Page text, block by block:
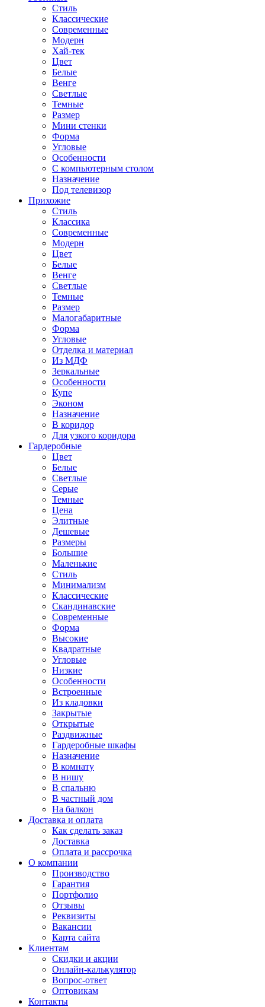
Стиль
Классические
Современные
Модерн
Хай-тек
Цвет
Белые
Венге
Светлые
Темные
Размер
Мини стенки
Форма
Угловые
Особенности
С компьютерным столом
Назначение
Под телевизор
Прихожие
Стиль
Классика
Современные
Модерн
Цвет
Белые
Венге
Светлые
Темные
Размер
Малогабаритные
Форма
Угловые
Отделка и материал
Из МДФ
Зеркальные
Особенности
Купе
Эконом
Назначение
В коридор
Для узкого коридора
Гардеробные
Цвет
Белые
Светлые
Серые
Темные
Цена
Элитные
Дешевые
Размеры
Большие
Маленькие
Стиль
Минимализм
Классические
Скандинавские
Современные
Форма
Высокие
Квадратные
Угловые
Низкие
Особенности
Встроенные
Из кладовки
Закрытые
Открытые
Раздвижные
Гардеробные шкафы
Назначение
В комнату
В нишу
В спальню
В частный дом
На балкон
Доставка и оплата
Как сделать заказ
Доставка
Оплата и рассрочка
О компании
Производство
Гарантия
Портфолио
Отзывы
Реквизиты
Вакансии
Карта сайта
Клиентам
Скидки и акции
Онлайн-калькулятор
Вопрос-ответ
Оптовикам
Контакты